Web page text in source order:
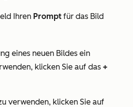
Ihren Prompt für das Bild
eines neuen Bildes ein
klicken Sie auf das +
verwenden, klicken Sie auf